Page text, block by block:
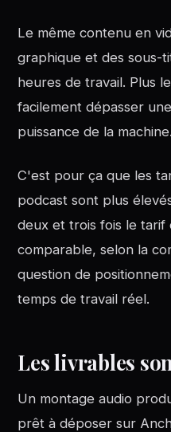
Le même contenu en
graphique et des sous-
heures de travail. Plus
facilement dépasser
puissance de la machine.
C'est pour ça que les
podcast sont plus
deux et trois fois le tarif
comparable, selon la
question de
temps de travail réel.
Les livrables
Un montage audio
prêt à déposer sur